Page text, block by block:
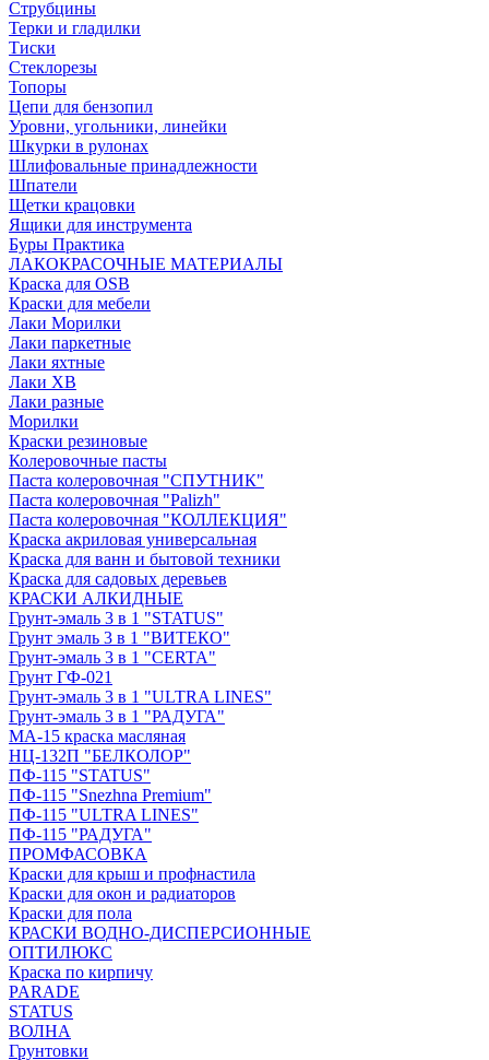
Струбцины
Терки и гладилки
Тиски
Стеклорезы
Топоры
Цепи для бензопил
Уровни, угольники, линейки
Шкурки в рулонах
Шлифовальные принадлежности
Шпатели
Щетки крацовки
Ящики для инструмента
Буры Практика
ЛАКОКРАСОЧНЫЕ МАТЕРИАЛЫ
Краска для OSB
Краски для мебели
Лаки Морилки
Лаки паркетные
Лаки яхтные
Лаки ХВ
Лаки разные
Морилки
Краски резиновые
Колеровочные пасты
Паста колеровочная "СПУТНИК"
Паста колеровочная "Palizh"
Паста колеровочная "КОЛЛЕКЦИЯ"
Краска акриловая универсальная
Краска для ванн и бытовой техники
Краска для садовых деревьев
КРАСКИ АЛКИДНЫЕ
Грунт-эмаль 3 в 1 "STATUS"
Грунт эмаль 3 в 1 "ВИТЕКО"
Грунт-эмаль 3 в 1 "CERTA"
Грунт ГФ-021
Грунт-эмаль 3 в 1 "ULTRA LINES"
Грунт-эмаль 3 в 1 "РАДУГА"
МА-15 краска масляная
НЦ-132П "БЕЛКОЛОР"
ПФ-115 "STATUS"
ПФ-115 "Snezhna Premium"
ПФ-115 "ULTRA LINES"
ПФ-115 "РАДУГА"
ПРОМФАСОВКА
Краски для крыш и профнастила
Краски для окон и радиаторов
Краски для пола
КРАСКИ ВОДНО-ДИСПЕРСИОННЫЕ
ОПТИЛЮКС
Краска по кирпичу
PARADE
STATUS
ВОЛНА
Грунтовки